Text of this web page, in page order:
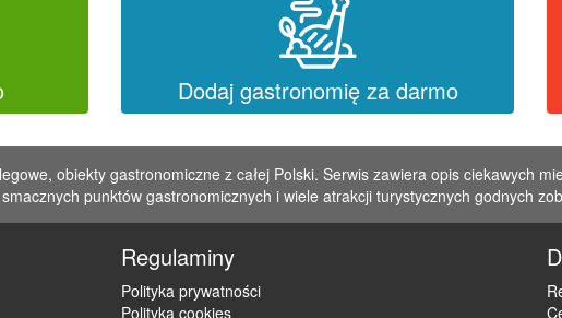
Dodaj gastronomię za darmo
obiekty gastronomiczne z całej Polski. Serwis zawiera opis ciekawych
punktów gastronomicznych i wiele atrakcji turystycznych godnych
Regulaminy
Polityka prywatności
Polityka cookies